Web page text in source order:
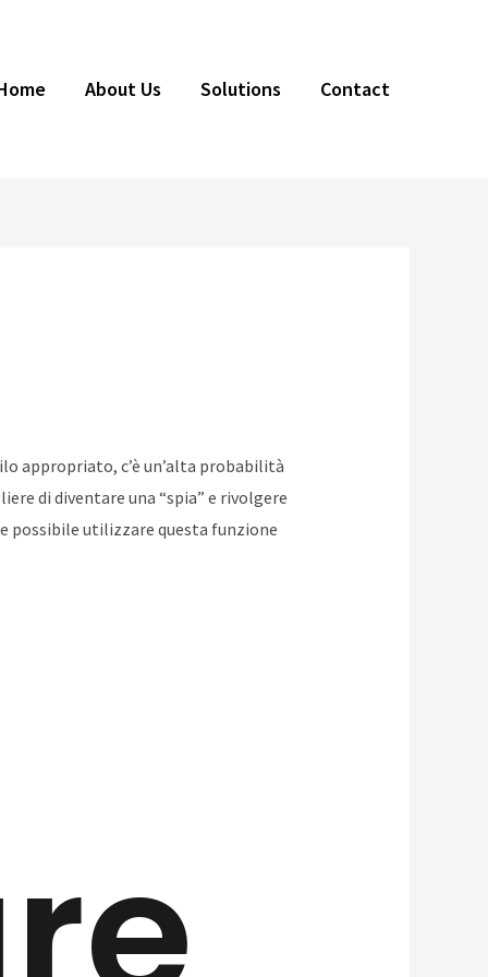
About Us Solutions Contact
appropriato, c’è un’alta probabilità
di diventare una “spia” e rivolgere
possibile utilizzare questa funzione